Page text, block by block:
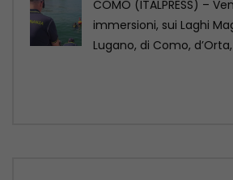
Pechino è stata
mondiale
(Unione internazionale